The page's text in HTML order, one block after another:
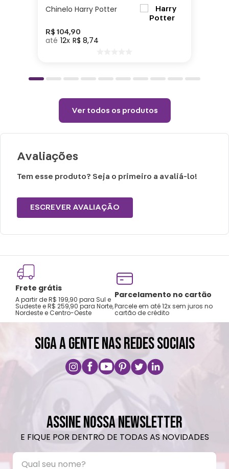
Cuidados e recomendações de uso:
Lavar com água, esponja macia e
detergente neutro.
Não vai ao micro-ondas, nem a lava-
Não utilizar químicos e abrasivos.
quebrar o produto, pois trata-se de um
produto de cerâmica.
Chinelo Harry Potter
R$ 104,90
12 R$ 8,74
Ver todos os produtos
Avaliações
Tem esse produto? Seja o primeiro a avaliá-lo!
ESCREVER AVALIAÇÃO
Frete grátis
A partir de R$ 199,90 para Sul e
Sudeste e R$ 259,90 para Norte,
Nordeste e Centro-Oeste
Parcelamento no cartão
Parcele em até 12x sem juros no
cartão de crédito
SIGA A GENTE NAS REDES SOCIAIS
ASSINE NOSSA NEWSLETTER
E FIQUE POR DENTRO DE TODAS AS NOVIDADES